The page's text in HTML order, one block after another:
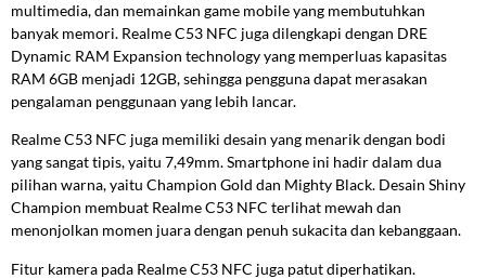
multimedia, dan memainkan game mobile yang membutuhkan
banyak memori. Realme C53 NFC juga dilengkapi dengan DRE
Dynamic RAM Expansion technology yang memperluas kapasitas
RAM 6GB menjadi 12GB, sehingga pengguna dapat merasakan
pengalaman penggunaan yang lebih lancar.
Realme C53 NFC juga memiliki desain yang menarik dengan bodi
yang sangat tipis, yaitu 7,49mm. Smartphone ini hadir dalam dua
pilihan warna, yaitu Champion Gold dan Mighty Black. Desain Shiny
Champion membuat Realme C53 NFC terlihat mewah dan
menonjolkan momen juara dengan penuh sukacita dan kebanggaan.
Fitur kamera pada Realme C53 NFC juga patut diperhatikan.